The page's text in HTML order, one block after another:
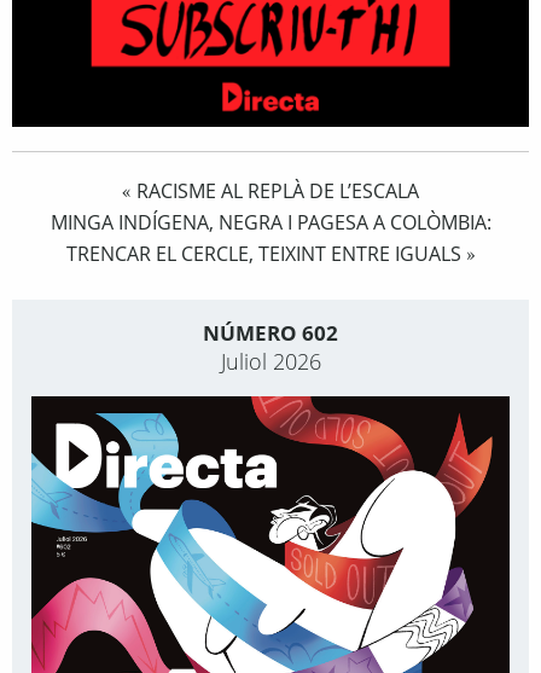
« RACISME AL REPLÀ DE L’ESCALA
MINGA INDÍGENA, NEGRA I PAGESA A COLÒMBIA:
TRENCAR EL CERCLE, TEIXINT ENTRE IGUALS »
NÚMERO 602
Juliol 2026